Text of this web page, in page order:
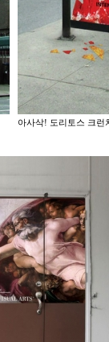
아사삭! 도리토스 크런